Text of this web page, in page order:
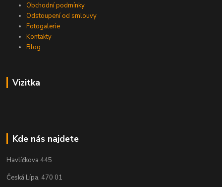
Obchodní podmínky
Odstoupení od smlouvy
Fotogalerie
Kontakty
Blog
Vizitka
Kde nás najdete
Havlíčkova 445
Česká Lípa, 470 01